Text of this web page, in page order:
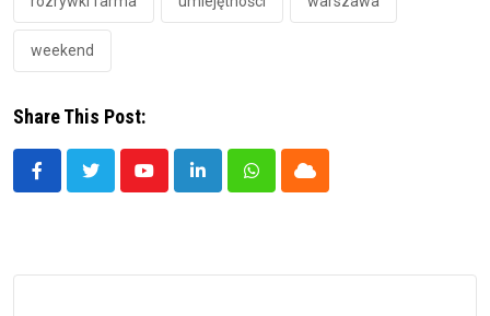
weekend
Share This Post:
YoutubeLinkedInWhatsappCloud